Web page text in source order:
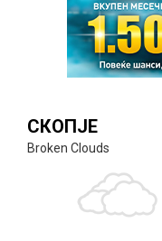
СКОПЈЕ
Broken Clouds